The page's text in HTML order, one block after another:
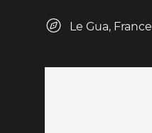
Le Gua, France